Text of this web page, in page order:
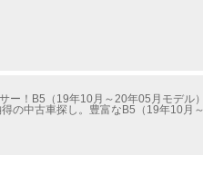
！B5（19年10月～20年05月モデル
の中古車探し。豊富なB5（19年10